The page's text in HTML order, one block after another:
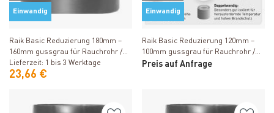
Einwandig
Produkt ansehen
Raik Basic Reduzierung 180mm –
160mm gussgrau für Rauchrohr /
Ofenrohr
Lieferzeit: 1 bis 3 Werktage
23,66 €
Einwandig
Produkt ansehen
Raik Basic Reduzierung 120mm –
100mm gussgrau für Rauchrohr /
Ofenrohr
Preis auf Anfrage